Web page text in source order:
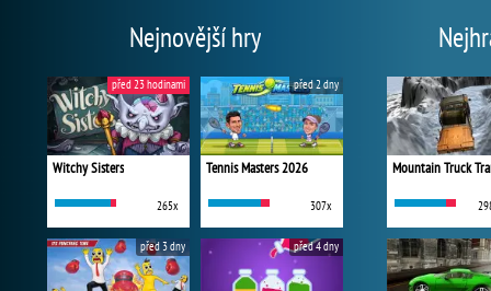
Nejnovější hry
Witchy Sisters
265x
před 23 hodinami
Tennis Masters 2026
307x
před 2 dny
před 3 dny před 4 dny
Mountain Truck